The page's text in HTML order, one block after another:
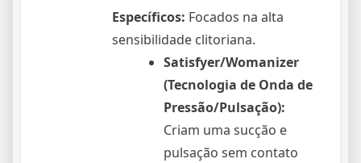
Específicos: Focados na alta
sensibilidade clitoriana.
Satisfyer/Womanizer
(Tecnologia de Onda de
Pressão/Pulsação):
Criam uma sucção e
pulsação sem contato